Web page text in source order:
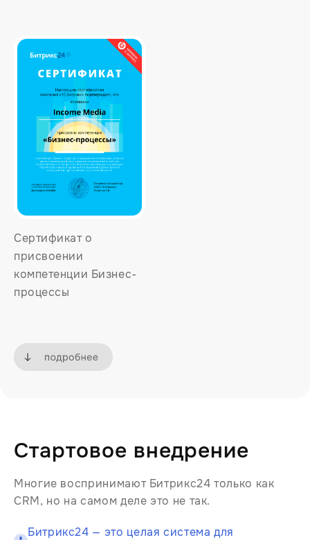
Сертификат о
присвоении
компетенции Бизнес-
процессы
Стартовое внедрение
Многие воспринимают Битрикс24 только как
CRM, но на самом деле это не так.
Битрикс24 — это целая система для